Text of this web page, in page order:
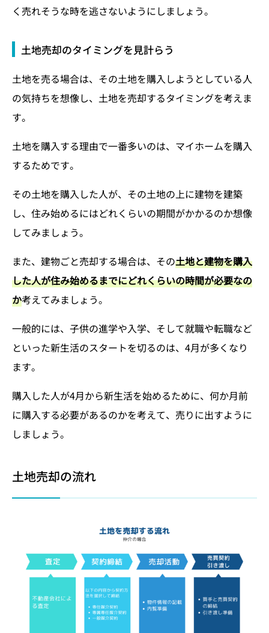
く売れそうな時を逃さないようにしましょう。
土地売却のタイミングを見計らう
土地を売る場合は、その土地を購入しようとしている人
の気持ちを想像し、土地を売却するタイミングを考えま
す。
土地を購入する理由で一番多いのは、マイホームを購入
するためです。
その土地を購入した人が、その土地の上に建物を建築
し、住み始めるにはどれくらいの期間がかかるのか想像
してみましょう。
また、建物ごと売却する場合は、その土地と建物を購入
した人が住み始めるまでにどれくらいの時間が必要なの
か考えてみましょう。
一般的には、子供の進学や入学、そして就職や転職など
といった新生活のスタートを切るのは、4月が多くなり
ます。
購入した人が4月から新生活を始めるために、何か月前
に購入する必要があるのかを考えて、売りに出すように
しましょう。
土地売却の流れ